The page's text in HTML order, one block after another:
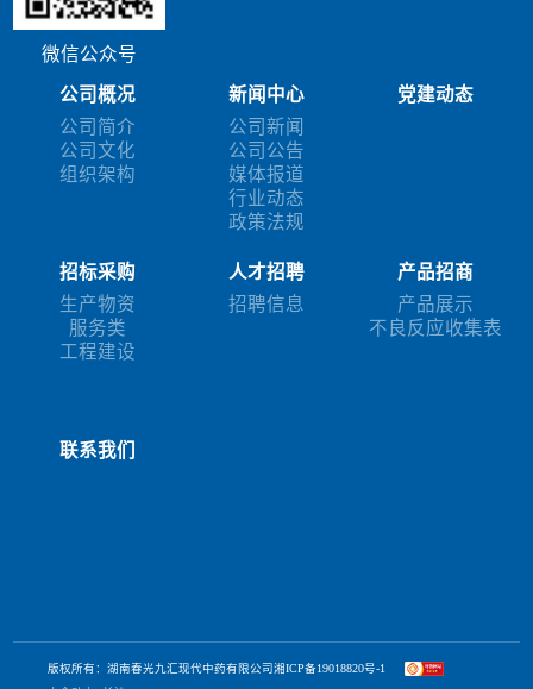
微信公众号
公司概况
公司简介
公司文化
组织架构
新闻中心
公司新闻
公司公告
媒体报道
行业动态
政策法规
党建动态
招标采购
生产物资
服务类
工程建设
人才招聘
招聘信息
产品招商
产品展示
不良反应收集表
联系我们
版权所有：湖南春光九汇现代中药有限公司湘ICP备19018820号-1